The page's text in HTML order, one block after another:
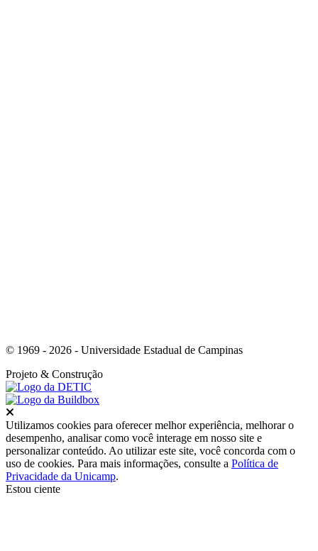
© 1969 - 2026 - Universidade Estadual de Campinas
Projeto & Construção
Utilizamos cookies para oferecer melhor experiência, melhorar o
desempenho, analisar como você interage em nosso site e
personalizar conteúdo. Ao utilizar este site, você concorda com o
uso de cookies. Para mais informações, consulte a Política de
Privacidade da Unicamp.
Estou ciente